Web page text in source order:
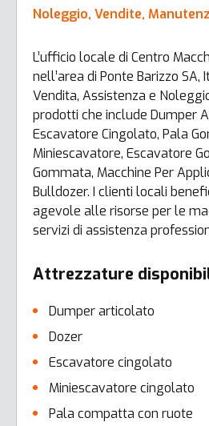
Noleggio, Vendite,
L’ufficio locale di Centro
nell’area di Ponte Barizzo SA,
Vendita, Assistenza e
prodotti che include Dumper
Escavatore Cingolato, Pala
Miniescavatore, Escavatore
Gommata, Macchine Per
Bulldozer. I clienti locali
agevole alle risorse per le
servizi di assistenza
Attrezzature
Dumper articolato
Dozer
Escavatore cingolato
Miniescavatore cingolato
Pala compatta con ruote